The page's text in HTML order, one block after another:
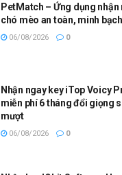
PetMatch – Ứng dụng nhận
chó mèo an toàn, minh bạch
06/08/2026 0
Nhận ngay key iTop Voicy
miễn phí 6 tháng đổi giọng
mượt
06/08/2026 0